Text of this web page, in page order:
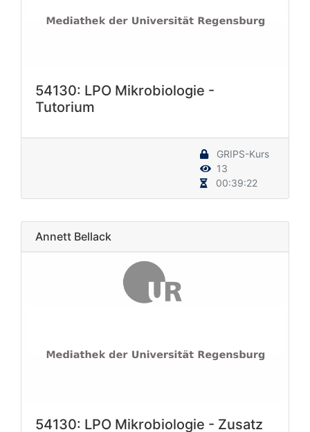
54130: LPO Mikrobiologie -
Tutorium
GRIPS-Kurs
13
00:39:22
Annett Bellack
54130: LPO Mikrobiologie - Zusatz